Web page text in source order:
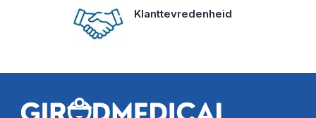
Klanttevredenheid